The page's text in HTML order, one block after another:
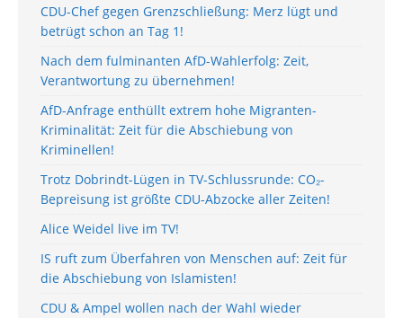
CDU-Chef gegen Grenzschließung: Merz lügt und
betrügt schon an Tag 1!
Nach dem fulminanten AfD-Wahlerfolg: Zeit,
Verantwortung zu übernehmen!
AfD-Anfrage enthüllt extrem hohe Migranten-
Kriminalität: Zeit für die Abschiebung von
Kriminellen!
Trotz Dobrindt-Lügen in TV-Schlussrunde: CO₂-
Bepreisung ist größte CDU-Abzocke aller Zeiten!
Alice Weidel live im TV!
IS ruft zum Überfahren von Menschen auf: Zeit für
die Abschiebung von Islamisten!
CDU & Ampel wollen nach der Wahl wieder